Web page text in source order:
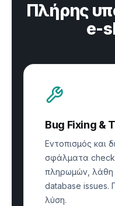
Πλήρης
e-
Bug Fixing &
Εντοπισμός και
σφάλματα
πληρωμών, λάθη
database issues.
λύση.